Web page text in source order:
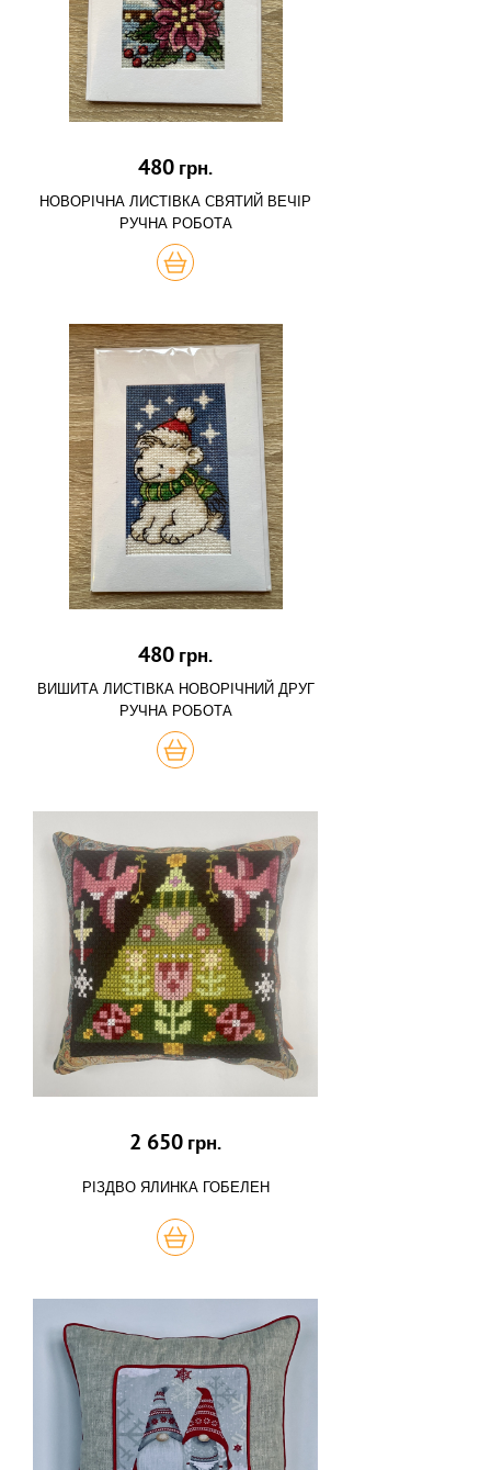
480 грн.
НОВОРІЧНА ЛИСТІВКА СВЯТИЙ ВЕЧІР
РУЧНА РОБОТА
КУПИТЬ
480 грн.
ВИШИТА ЛИСТІВКА НОВОРІЧНИЙ ДРУГ
РУЧНА РОБОТА
КУПИТЬ
2 650 грн.
РІЗДВО ЯЛИНКА ГОБЕЛЕН
КУПИТЬ